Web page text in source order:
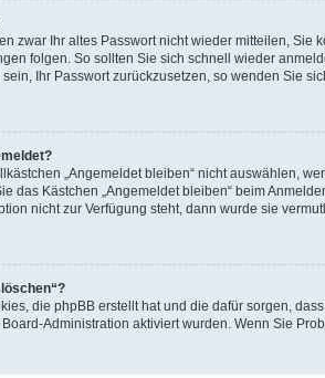
zwar Ihr altes Passwort nicht wieder mitteilen,
folgen. So sollten Sie sich schnell wieder
Ihr Passwort zurückzusetzen, so wenden Sie
„Angemeldet bleiben“ nicht auswählen,
das Kästchen „Angemeldet bleiben“ beim
nicht zur Verfügung steht, dann wurde sie
die phpBB erstellt hat und die dafür sorgen,
Board-Administration aktiviert wurden. Wenn Sie